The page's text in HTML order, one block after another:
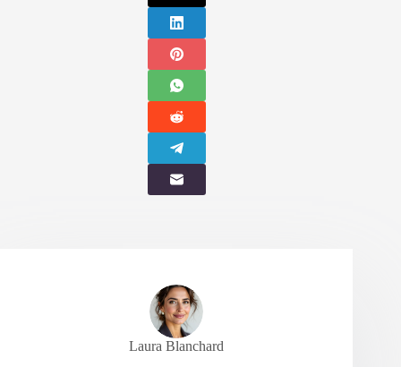
Laura Blanchard